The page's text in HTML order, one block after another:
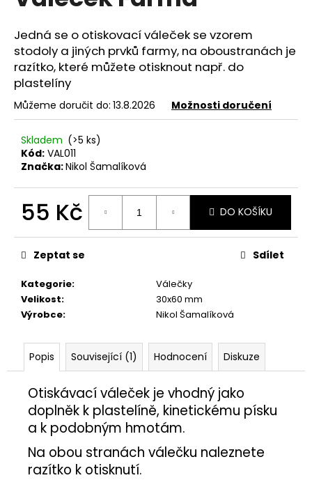
5
hvězdiček.
Jedná se o otiskovací váleček se vzorem
stodoly a jiných prvků farmy, na oboustranách je
razítko, které můžete otisknout např. do
plastelíny
Můžeme doručit do: 13.8.2026 Možnosti doručení
Skladem (>5 ks)
Kód: VAL011
Značka:Nikol Šamalíková
55 Kč
cena:
DO KOŠÍKU
Kategorie:
Válečky
Velikost:
30x60 mm
Výrobce: Nikol Šamalíková
Zeptat se Sdílet
Popis Související (1) Hodnocení Diskuze
Otiskávací váleček je vhodný jako
doplněk k plastelíně, kinetickému písku
a k podobným hmotám.
Na obou stranách válečku naleznete
razítko k otisknutí.
j
í
t
?
HLEDAT
D
o
p
u
č
m
PÍŠŤALKA
Kč